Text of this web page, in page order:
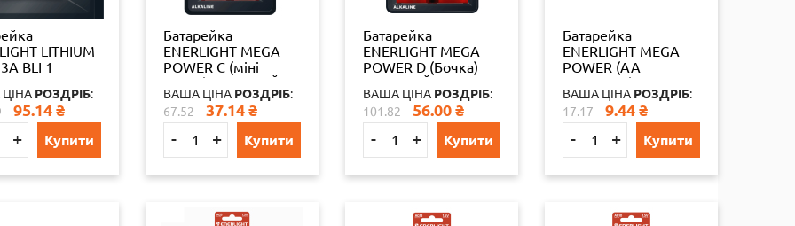
LITHIUM
BLI 1
РОЗДРІБ:
95.14 ₴
+ Купити
Батарейка
ENERLIGHT MEGA
POWER C (міні
Бочка) АЛКАЛАЙН
(БЛІСТЕР) 2 шт./бл
4823093503380
ВАША ЦІНА РОЗДРІБ:
67.52
37.14 ₴
- + Купити
Батарейка
ENERLIGHT MEGA
POWER D (Бочка)
(БЛІСТЕР) 2 шт./бл
4823093503403
ВАША ЦІНА РОЗДРІБ:
101.82
56.00 ₴
- + Купити
Батарейка
ENERLIGHT MEGA
POWER (AA
ПАЛЬЧИК)
АЛКАЛАЙН Пласт.
кейс 24 шт 65324
ВАША ЦІНА РОЗДРІБ:
17.17
9.44 ₴
- + Купити